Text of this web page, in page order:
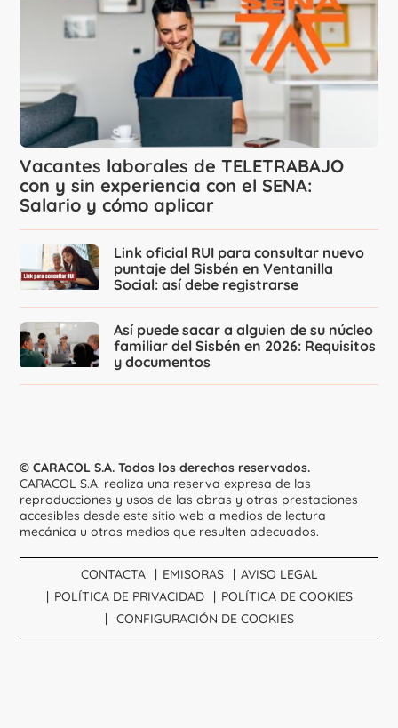
Vacantes laborales de TELETRABAJO
con y sin experiencia con el SENA:
Salario y cómo aplicar
Link oficial RUI para consultar nuevo
puntaje del Sisbén en Ventanilla
Social: así debe registrarse
Así puede sacar a alguien de su núcleo
familiar del Sisbén en 2026: Requisitos
y documentos
© CARACOL S.A. Todos los derechos reservados.
CARACOL S.A. realiza una reserva expresa de las
reproducciones y usos de las obras y otras prestaciones
accesibles desde este sitio web a medios de lectura
mecánica u otros medios que resulten adecuados.
CONTACTA EMISORAS
AVISO LEGAL
POLÍTICA DE PRIVACIDAD
POLÍTICA DE COOKIES
CONFIGURACIÓN DE COOKIES